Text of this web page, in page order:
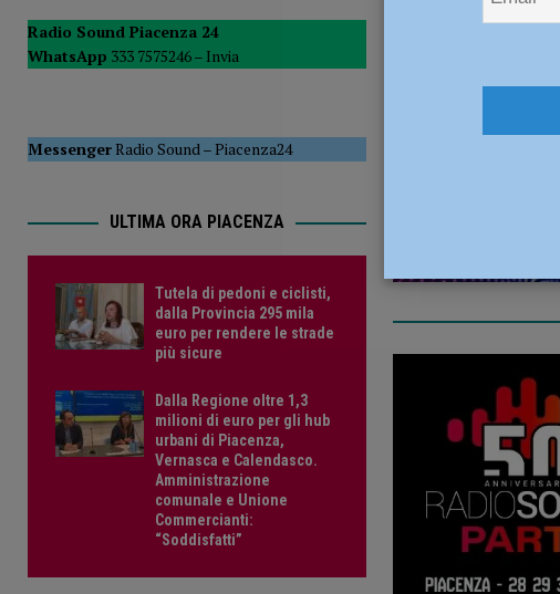
POLITICA
[ 5 Agosto 2026 ] Caldo estremo e asili nido, Tagliaferri (FdI):
Radio Sound Piacenza 24
WhatsApp 333 7575246 – Invia
MessengerRadio Sound–Piacenza24
ULTIMA ORA PIACENZA
Tutela di pedoni e ciclisti,
dalla Provincia 295 mila
euro per rendere le strade
più sicure
Dalla Regione oltre 1,3
milioni di euro per gli hub
urbani di Piacenza,
Vernasca e Calendasco.
Amministrazione
comunale e Unione
Commercianti:
“Soddisfatti”